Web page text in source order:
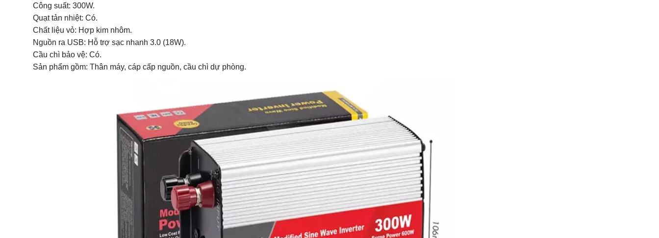
Công suất: 300W.
Quạt tản nhiệt: Có.
Chất liệu vỏ: Hợp kim nhôm.
Nguồn ra USB: Hỗ trợ sạc nhanh 3.0 (18W).
Cầu chì bảo vệ: Có.
Sản phẩm gồm: Thân máy, cáp cấp nguồn, cầu chì dự phòng.